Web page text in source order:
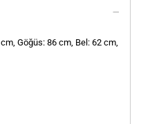
cm, Göğüs: 86 cm, Bel: 62 cm,